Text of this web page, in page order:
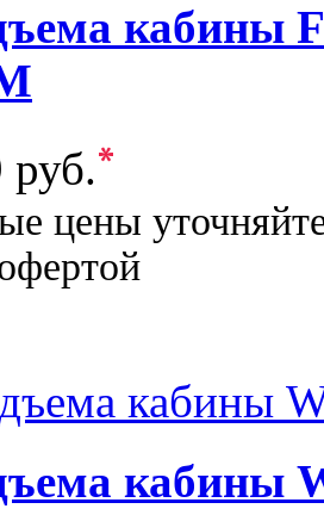
кабины
руб.*
цены
кабины